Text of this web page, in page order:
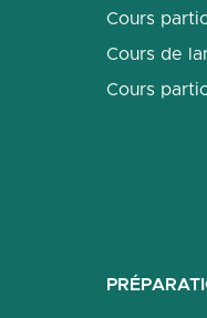
Cours
Cours de
Cours